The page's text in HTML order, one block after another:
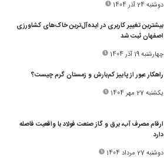
دوشنبه 24 آذر 1404
بیشترین تغییر کاربری در ایده‌آل‌ترین خاک‌های کشاورزی
اصفهان ثبت شد
چهارشنبه 19 آذر 1404
راهکار عبور از پاییز کم‌بارش و زمستان گرم چیست؟
یکشنبه 27 مهر 1404
ارقام مصرف آب، برق و گاز صنعت فولاد با واقعیت فاصله
دارد
دوشنبه 27 مرداد 1404